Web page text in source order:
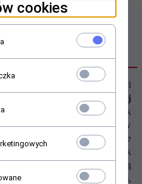
FREE
- termos o pojemności
jakości
stali nierdzewnej
Mały i poręczny kubeczek
ścianki, wykonane w
dłuższe utrzymywanie
dostępnych na rynku. Kubek
termiczny oraz nakręcaną
zaworkiem upustowym,
cookies